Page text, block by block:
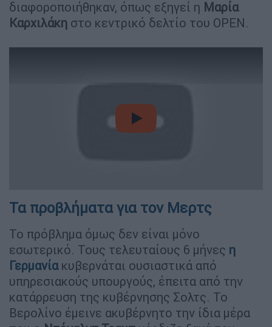
διαφοροποιήθηκαν, όπως εξηγεί η Μαρία
Καρχιλάκη στο κεντρικό δελτίο του OPEN.
video
Τα προβλήματα για τον Μερτς
Το πρόβλημα όμως δεν είναι μόνο
εσωτερικό. Τους τελευταίους 6 μήνες η
Γερμανίακυβερνάται ουσιαστικά από
υπηρεσιακούς υπουργούς, έπειτα από την
κατάρρευση της κυβέρνησης Σολτς. Το
Βερολίνο έμεινε ακυβέρνητο την ίδια μέρα